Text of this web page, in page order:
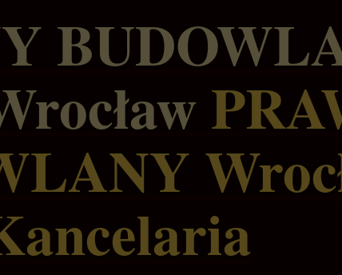
Kancelaria Prawa Cywilnego i Rodzinnego
Prawo
Prawo